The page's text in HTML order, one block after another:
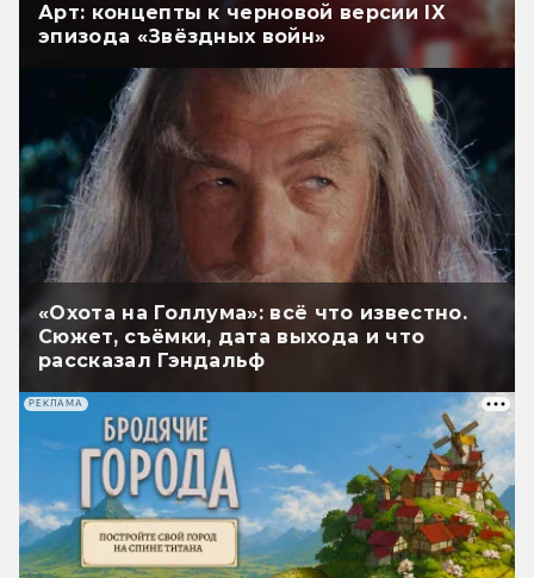
Арт: концепты к черновой версии IX
эпизода «Звёздных войн»
«Охота на Голлума»: всё что известно.
Сюжет, съёмки, дата выхода и что
рассказал Гэндальф
РЕКЛАМА